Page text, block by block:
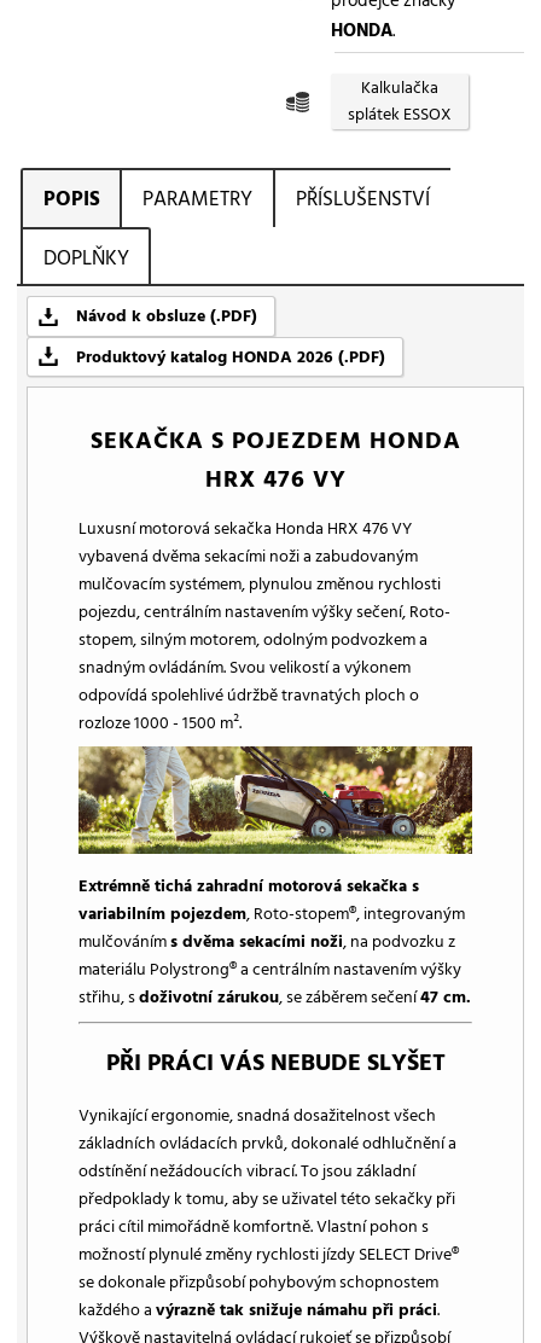
HONDA.
Kalkulačka
splátek ESSOX
POPIS PARAMETRY
PŘÍSLUŠENSTVÍ
DOPLŇKY
Návod k obsluze (.PDF)
Produktový katalog HONDA 2026 (.PDF)
SEKAČKA S POJEZDEM HONDA
HRX 476 VY
Luxusní motorová sekačka Honda HRX 476 VY
vybavená dvěma sekacími noži a zabudovaným
mulčovacím systémem, plynulou změnou rychlosti
pojezdu, centrálním nastavením výšky sečení, Roto-
stopem, silným motorem, odolným podvozkem a
snadným ovládáním. Svou velikostí a výkonem
odpovídá spolehlivé údržbě travnatých ploch o
rozloze 1000 - 1500 m².
Extrémně tichá zahradní motorová sekačka s
variabilním pojezdem, Roto-stopem®, integrovaným
mulčováníms dvěma sekacími noži, na podvozku z
materiálu Polystrong® a centrálním nastavením výšky
střihu, sdoživotní zárukou, se záběrem sečení47 cm.
PŘI PRÁCI VÁS NEBUDE SLYŠET
Vynikající ergonomie, snadná dosažitelnost všech
základních ovládacích prvků, dokonalé odhlučnění a
odstínění nežádoucích vibrací. To jsou základní
předpoklady k tomu, aby se uživatel této sekačky při
práci cítil mimořádně komfortně. Vlastní pohon s
možností plynulé změny rychlosti jízdy SELECT Drive®
se dokonale přizpůsobí pohybovým schopnostem
každého avýrazně tak snižuje námahu při práci.